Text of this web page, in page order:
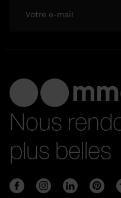
Nous
plus belles